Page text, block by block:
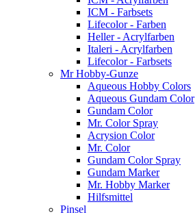
ICM - Farbsets
Lifecolor - Farben
Heller - Acrylfarben
Italeri - Acrylfarben
Lifecolor - Farbsets
Mr Hobby-Gunze
Aqueous Hobby Colors
Aqueous Gundam Color
Gundam Color
Mr. Color Spray
Acrysion Color
Mr. Color
Gundam Color Spray
Gundam Marker
Mr. Hobby Marker
Hilfsmittel
Pinsel